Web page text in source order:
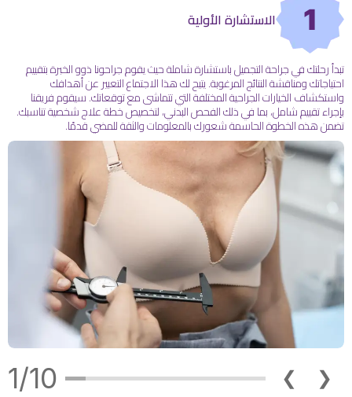
1/10 ❮ ❯
1 الاستشارة الأولية
تبدأ رحلتك في جراحة التجميل باستشارة شاملة حيث يقوم جراحونا ذوو الخبرة بتقييم
احتياجاتك ومناقشة النتائج المرغوبة. يتيح لك هذا الاجتماع التعبير عن أهدافك
واستكشاف الخيارات الجراحية المختلفة التي تتماشى مع توقعاتك. سيقوم فريقنا
بإجراء تقييم شامل، بما في ذلك الفحص البدني، لتخصيص خطة علاج شخصية تناسبك.
تضمن هذه الخطوة الحاسمة شعورك بالمعلومات والثقة للمضي قدمًا.